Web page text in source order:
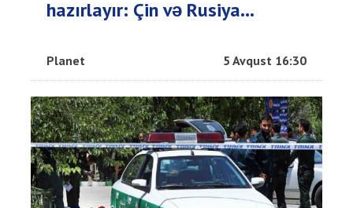
hazırlayır: Çin və Rusiya...
Planet 5 Avqust 16:30